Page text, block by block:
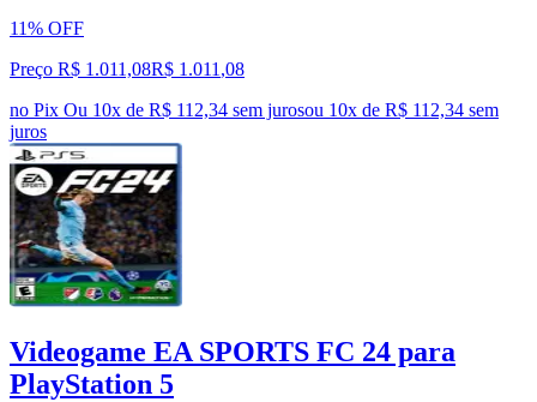
11% OFF
Preço R$ 1.011,08R$ 1.011,08
no Pix Ou 10x de R$ 112,34 sem jurosou 10x de R$ 112,34 sem
juros
Videogame EA SPORTS FC 24 para
PlayStation 5